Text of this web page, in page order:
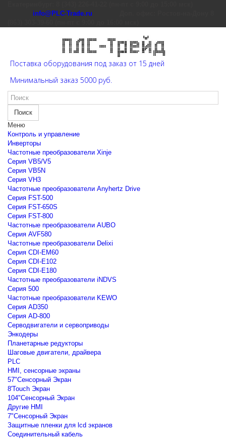
info@PLC-Trade.ru
Поставка оборудования под заказ от 15 дней
Минимальный заказ 5000 руб.
Поиск
Меню
Контроль и управление
Инверторы
Частотные преобразователи Xinje
Cерия VB5/V5
Cерия VB5N
Cерия VH3
Частотные преобразователи Anyhertz Drive
Серия FST-500
Серия FST-650S
Серия FST-800
Частотные преобразователи AUBO
Серия AVF580
Частотные преобразователи Delixi
Серия CDI-EM60
Серия CDI-E102
Серия CDI-E180
Частотные преобразователи iNDVS
Серия 500
Частотные преобразователи KEWO
Серия AD350
Серия AD-800
Серводвигатели и сервоприводы
Энкодеры
Планетарные редукторы
Шаговые двигатели, драйвера
PLC
HMI, сенсорные экраны
57"Сенсорный Экран
8'Touch Экран
104"Сенсорный Экран
Другие HMI
7"Сенсорный Экран
Защитные пленки для lcd экранов
Соединительный кабель